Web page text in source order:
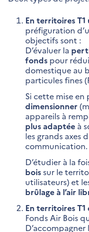
En territoires
préfiguration
objectifs sont :
D’évaluer la
fonds pour
domestique au
particules fines
Si cette mise
dimensionner
appareils à
plus adaptée à
les grands axes
communication.
D’étudier à la
boissur le
utilisateurs) et
brûlage à l’air
En territoires T1
Fonds Air Bois